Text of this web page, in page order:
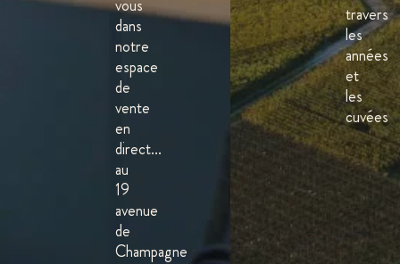
vous
dans
notre
espace
de
vente
en
direct...
au
19
avenue
de
Champagne
travers
les
années
et
les
cuvées